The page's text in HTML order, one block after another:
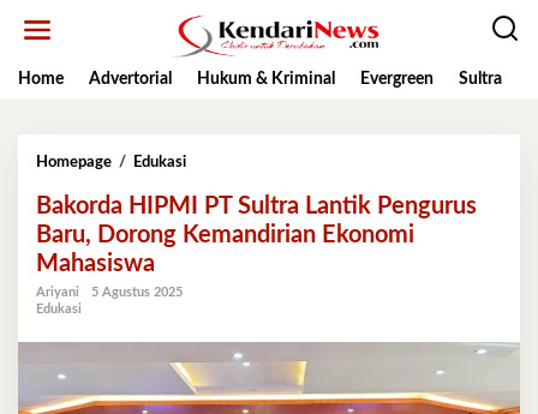
Home
Advertorial Hukum & Kriminal Evergreen Sultra
Homepage / EdukasiBakorda
PT
Sultra
Lantik
Ekonomi
Mahasiswa
Bakorda HIPMI PT Sultra Lantik Pengurus
Baru, Dorong Kemandirian Ekonomi
Mahasiswa
Ariyani
5 Agustus 2025
Edukasi